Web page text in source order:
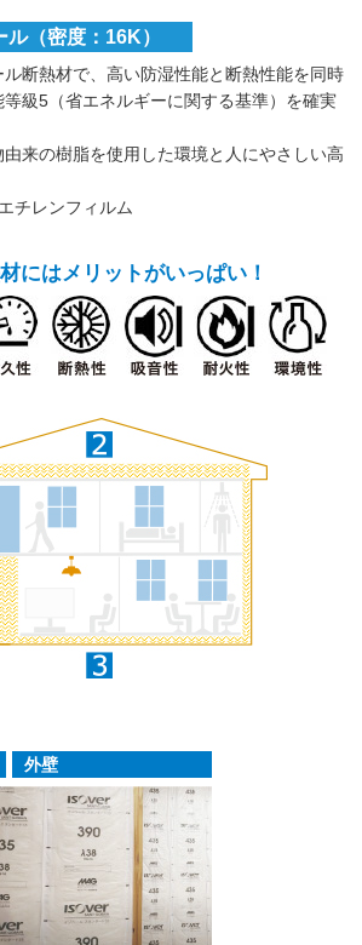
（密度：16K）
断熱材で、高い防湿性能と断熱性能を同時
級5（省エネルギーに関する基準）を確実
来の樹脂を使用した環境と人にやさしい高
チレンフィルム
にはメリットがいっぱい！
外壁